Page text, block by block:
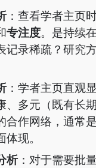
：查看学者主页
专注度。是持续
记录稀疏？研究
：学者主页直观
、多元（既有长
合作网络，通常
现。
析 ：对于需要批